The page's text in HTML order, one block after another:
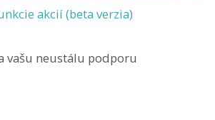
akcií (beta verzia)
vašu neustálu podporu